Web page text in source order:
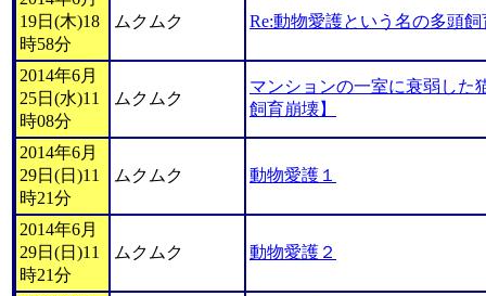
19日(木)18
時58分
ムクムク Re:動物愛護という名の多頭
2014年6月
25日(水)11
時08分
ムクムク
マンションの一室に衰弱し
飼育崩壊】
2014年6月
29日(日)11
時21分
ムクムク 動物愛護１
2014年6月
29日(日)11
時21分
ムクムク 動物愛護２